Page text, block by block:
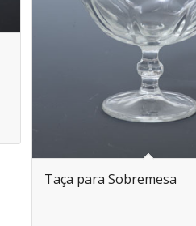
Taça para Sobremesa